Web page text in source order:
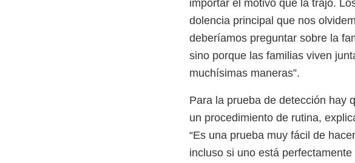
importar el motivo que la trajo.
dolencia principal que nos
deberíamos preguntar sobre la
sino porque las familias viven
muchísimas maneras”.
Para la prueba de detección hay
un procedimiento de rutina,
“Es una prueba muy fácil de
incluso si uno está